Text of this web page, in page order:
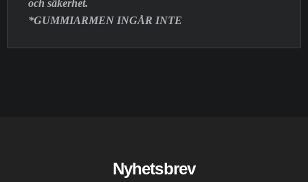
och säkerhet.
*GUMMIARMEN INGÅR INTE
Nyhetsbrev